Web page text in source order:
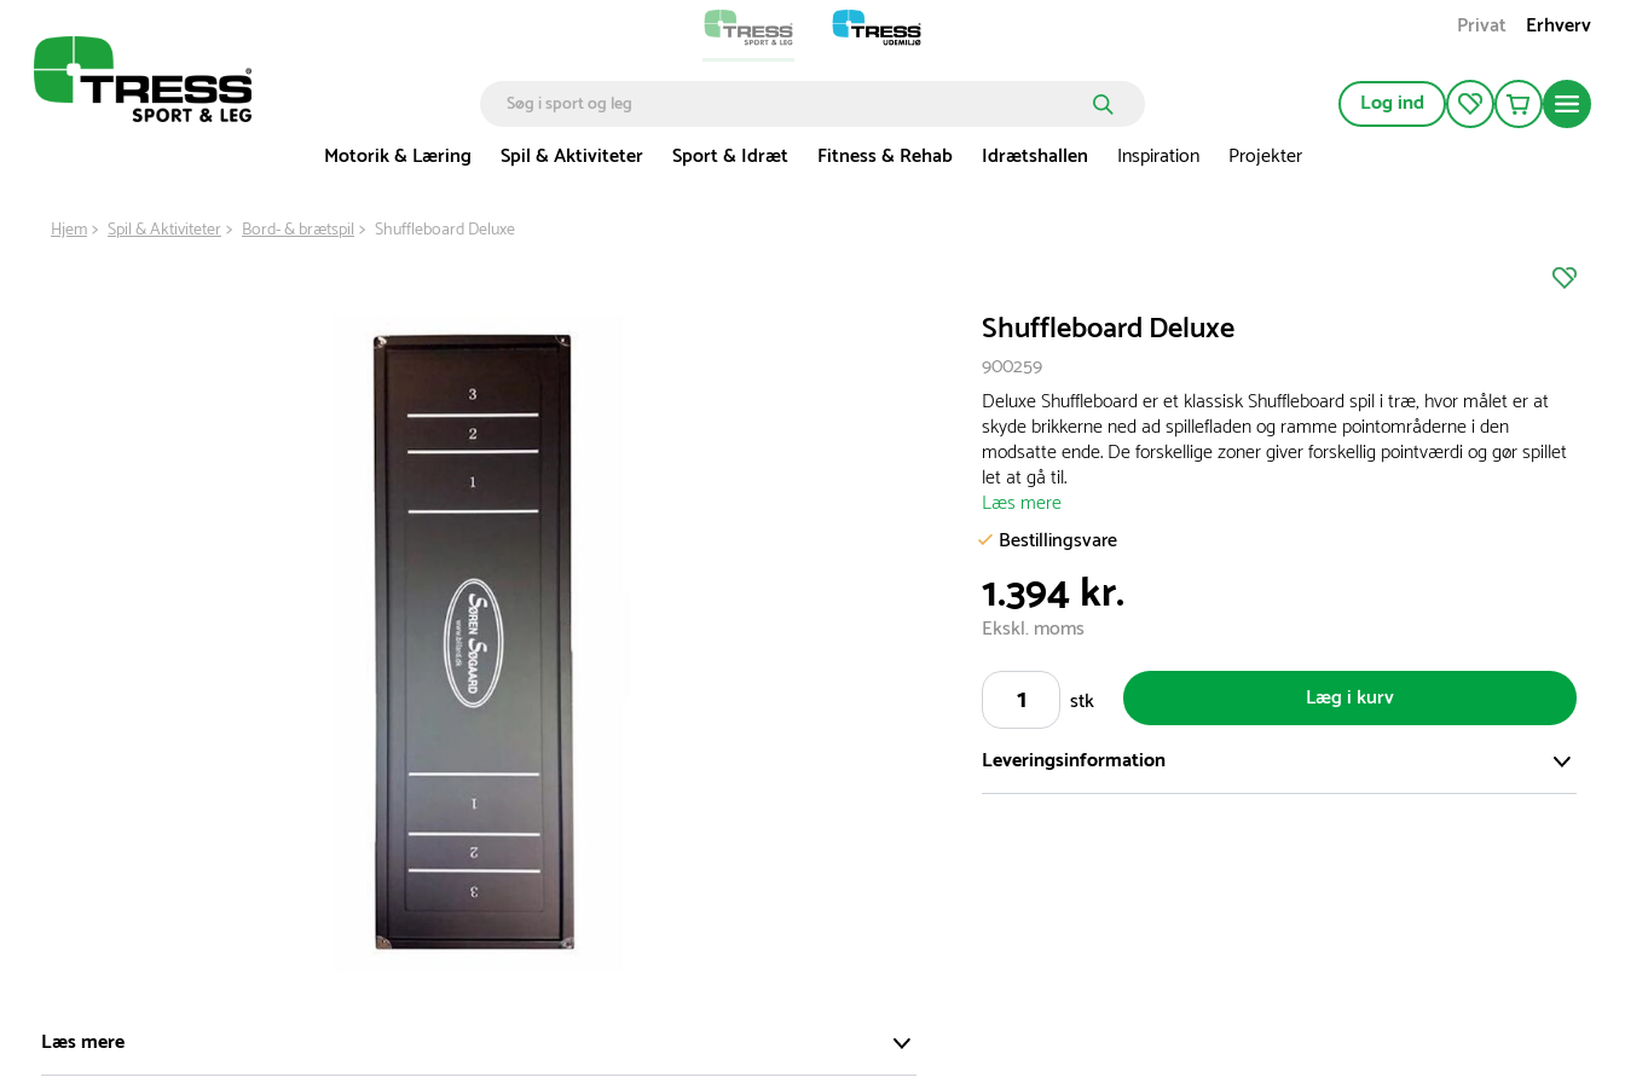
Privat Erhverv
Log ind
Motorik & Læring
Spil & Aktiviteter Sport & Idræt Fitness & Rehab Idrætshallen Inspiration Projekter
Hjem Spil & Aktiviteter Bord- & brætspil Shuffleboard Deluxe
1
of
Læs mere
Shuffleboard Deluxe
900259
Deluxe Shuffleboard er et klassisk Shuffleboard spil i træ, hvor målet er at
skyde brikkerne ned ad spillefladen og ramme pointområderne i den
modsatte ende. De forskellige zoner giver forskellig pointværdi og gør spillet
let at gå til.
Læs mere
Bestillingsvare
1.394 kr.
Ekskl. moms
stk
Læg i kurv
Leveringsinformation